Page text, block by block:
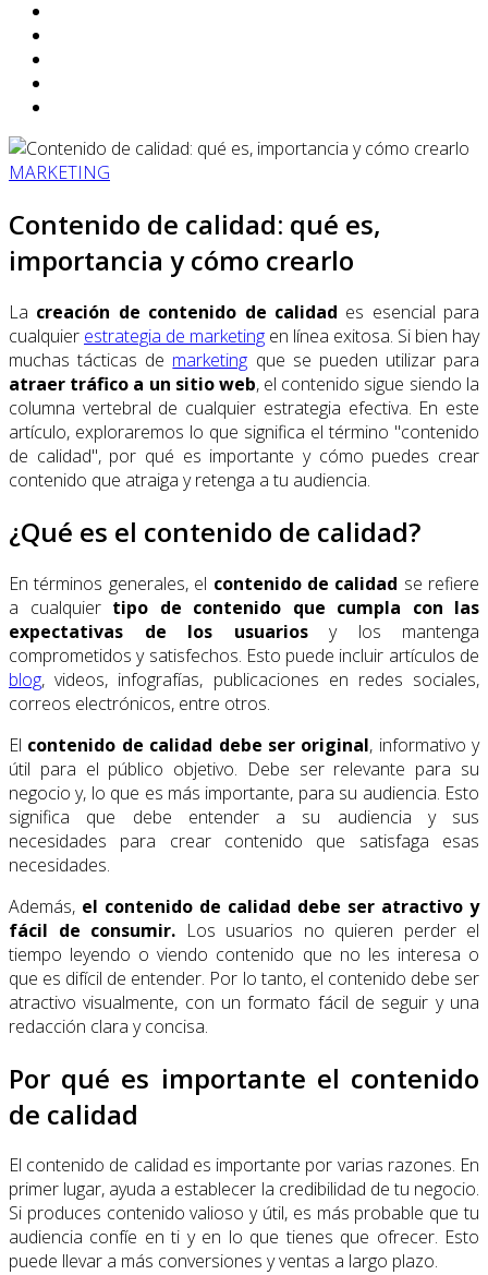
MARKETING
Contenido de calidad: qué es,
importancia y cómo crearlo
La creación de contenido de calidad es esencial para
cualquier estrategia de marketing en línea exitosa. Si bien hay
muchas tácticas de marketing que se pueden utilizar para
atraer tráfico a un sitio web, el contenido sigue siendo la
columna vertebral de cualquier estrategia efectiva. En este
artículo, exploraremos lo que significa el término "contenido
de calidad", por qué es importante y cómo puedes crear
contenido que atraiga y retenga a tu audiencia.
¿Qué es el contenido de calidad?
En términos generales, el contenido de calidad se refiere
a cualquier tipo de contenido que cumpla con las
expectativas de los usuariosy los mantenga
comprometidos y satisfechos. Esto puede incluir artículos de
blog, videos, infografías, publicaciones en redes sociales,
correos electrónicos, entre otros.
El contenido de calidad debe ser original, informativo y
útil para el público objetivo. Debe ser relevante para su
negocio y, lo que es más importante, para su audiencia. Esto
significa que debe entender a su audiencia y sus
necesidades para crear contenido que satisfaga esas
necesidades.
Además, el contenido de calidad debe ser atractivo y
fácil de consumir. Los usuarios no quieren perder el
tiempo leyendo o viendo contenido que no les interesa o
que es difícil de entender. Por lo tanto, el contenido debe ser
atractivo visualmente, con un formato fácil de seguir y una
redacción clara y concisa.
Por qué es importante el contenido
de calidad
El contenido de calidad es importante por varias razones. En
primer lugar, ayuda a establecer la credibilidad de tu negocio.
Si produces contenido valioso y útil, es más probable que tu
audiencia confíe en ti y en lo que tienes que ofrecer. Esto
puede llevar a más conversiones y ventas a largo plazo.